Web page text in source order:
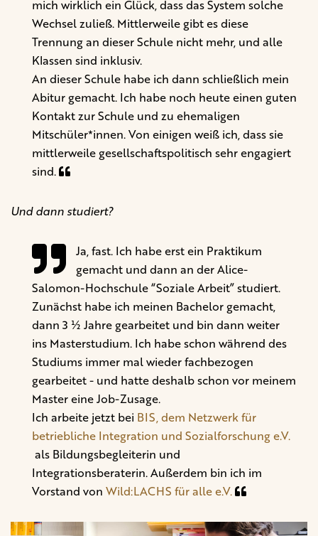
mich wirklich ein Glück, dass das System solche
Wechsel zuließ. Mittlerweile gibt es diese
Trennung an dieser Schule nicht mehr, und alle
Klassen sind inklusiv.
An dieser Schule habe ich dann schließlich mein
Abitur gemacht. Ich habe noch heute einen guten
Kontakt zur Schule und zu ehemaligen
Mitschüler*innen. Von einigen weiß ich, dass sie
mittlerweile gesellschaftspolitisch sehr engagiert
sind.
Und dann studiert?
Ja, fast. Ich habe erst ein Praktikum
gemacht und dann an der Alice-
Salomon-Hochschule “Soziale Arbeit” studiert.
Zunächst habe ich meinen Bachelor gemacht,
dann 3 ½ Jahre gearbeitet und bin dann weiter
ins Masterstudium. Ich habe schon während des
Studiums immer mal wieder fachbezogen
gearbeitet - und hatte deshalb schon vor meinem
Master eine Job-Zusage.
Ich arbeite jetzt bei BIS, dem Netzwerk für
betriebliche Integration und Sozialforschung e.V.
als Bildungsbegleiterin und
Integrationsberaterin. Außerdem bin ich im
Vorstand von Wild:LACHS für alle e.V.